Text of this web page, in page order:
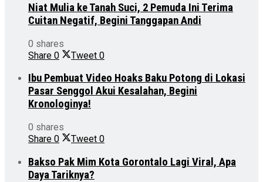
Niat Mulia ke Tanah Suci, 2 Pemuda Ini Terima
Cuitan Negatif, Begini Tanggapan Andi
0 shares
Share 0 Tweet 0
Ibu Pembuat Video Hoaks Baku Potong di Lokasi
Pasar Senggol Akui Kesalahan, Begini
Kronologinya!
0 shares
Share 0 Tweet 0
Bakso Pak Mim Kota Gorontalo Lagi Viral, Apa
Daya Tariknya?